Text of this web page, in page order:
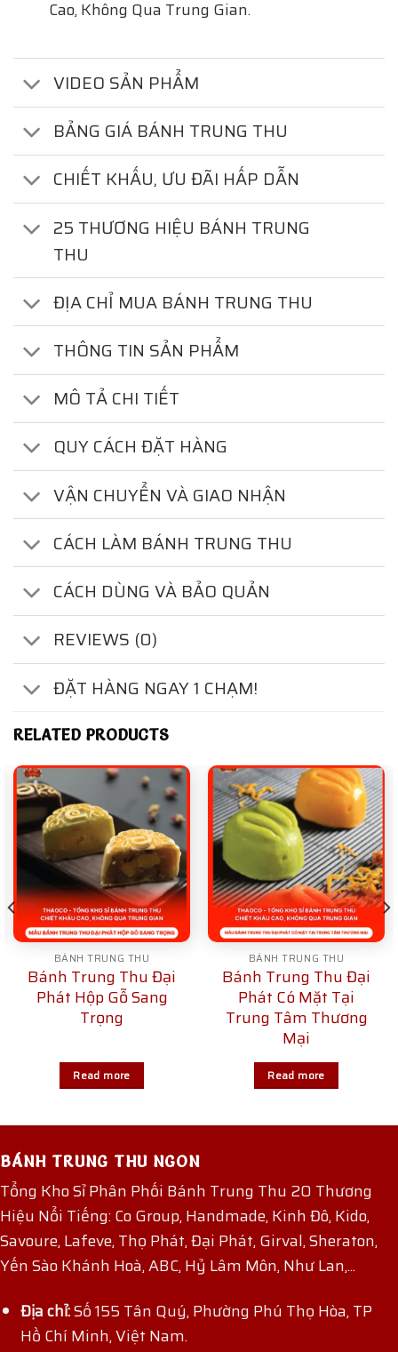
Cao, Không Qua Trung Gian.
VIDEO SẢN PHẨM
BẢNG GIÁ BÁNH TRUNG THU
CHIẾT KHẤU, ƯU ĐÃI HẤP DẪN
25 THƯƠNG HIỆU BÁNH TRUNG
THU
ĐỊA CHỈ MUA BÁNH TRUNG THU
THÔNG TIN SẢN PHẨM
MÔ TẢ CHI TIẾT
QUY CÁCH ĐẶT HÀNG
VẬN CHUYỂN VÀ GIAO NHẬN
CÁCH LÀM BÁNH TRUNG THU
CÁCH DÙNG VÀ BẢO QUẢN
REVIEWS (0)
ĐẶT HÀNG NGAY 1 CHẠM!
RELATED PRODUCTS
BÁNH TRUNG THU
Bánh Trung Thu Đại
Phát Hộp Gỗ Sang
Trọng
Read more
BÁNH TRUNG THU
Bánh Trung Thu Đại
Phát Có Mặt Tại
Trung Tâm Thương
Mại
Read more
BÁNH TRUNG THU NGON
Tổng Kho Sỉ Phân Phối Bánh Trung Thu 20 Thương
Hiệu Nổi Tiếng: Co Group, Handmade, Kinh Đô, Kido,
Savoure, Lafeve, Thọ Phát, Đại Phát, Girval, Sheraton,
Yến Sào Khánh Hoà, ABC, Hỷ Lâm Môn, Như Lan,...
Địa chỉ:Số 155 Tân Quý, Phường Phú Thọ Hòa, TP
Hồ Chí Minh, Việt Nam.